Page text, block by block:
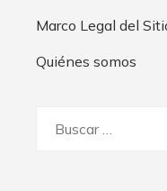
Marco Legal del
Quiénes somos